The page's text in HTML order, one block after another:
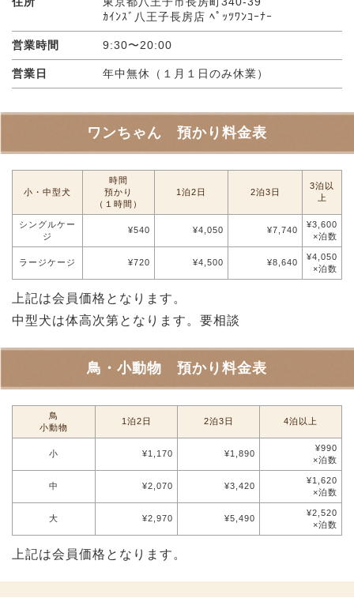
ｶｲﾝｽﾞ八王子長房店 ﾍﾟｯﾂﾜﾝｺｰﾅｰ
営業時間 9:30〜20:00
営業日 年中無休（１月１日のみ休業）
ワンちゃん 預かり料金表
小・中型犬
時間
預かり
（１時間）
1泊2日 2泊3日
3泊以
上
シングルケー
ジ
¥540 ¥4,050 ¥7,740
¥3,600
×泊数
ラージケージ ¥720 ¥4,500 ¥8,640
¥4,050
×泊数
上記は会員価格となります。
中型犬は体高次第となります。要相談
鳥・小動物 預かり料金表
鳥
小動物
1泊2日 2泊3日 4泊以上
小 ¥1,170 ¥1,890
¥990
×泊数
中 ¥2,070 ¥3,420
¥1,620
×泊数
大 ¥2,970 ¥5,490
¥2,520
×泊数
上記は会員価格となります。